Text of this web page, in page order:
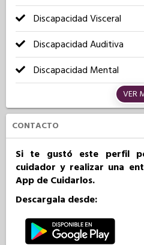
Discapacidad Visceral
Discapacidad Auditiva
Discapacidad Mental
VER
CONTACTO
Si te gustó este perfil
cuidador y realizar una
App de Cuidarlos.
Descargala desde: